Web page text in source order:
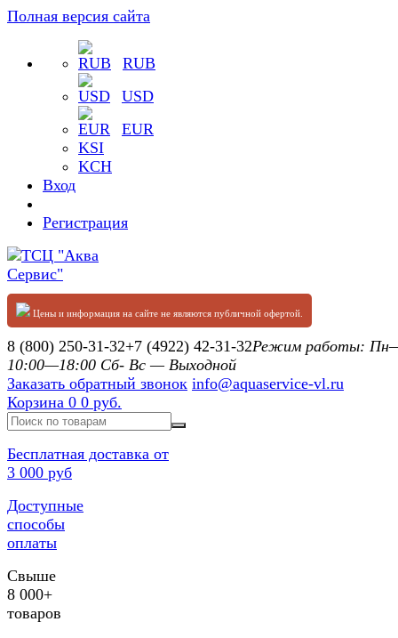
Полная версия сайта
RUB
USD
EUR
KSI
KCH
Вход
Регистрация
Цены и информация на сайте не являются публичной офертой.
8 (800) 250-31-32+7 (4922) 42-31-32Режим работы:
10:00—18:00 Сб- Вс — Выходной
Заказать обратный звонок info@aquaservice-vl.ru
Корзина 0 0 руб.
Бесплатная доставка от
3 000 руб
Доступные
способы
оплаты
Свыше
8 000+
товаров